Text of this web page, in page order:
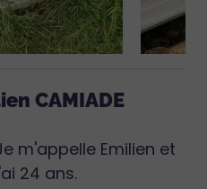
CAMIADE
m'appelle Emilien et
24 ans.